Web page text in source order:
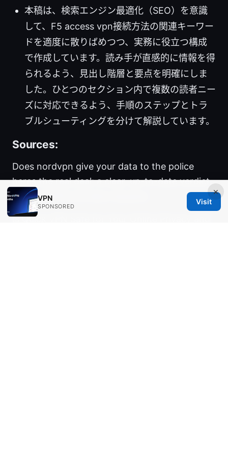
本稿は、検索エンジン最適化（SEO）を意識
して、F5 access vpn接続方法の関連キーワー
ドを適度に散りばめつつ、実務に役立つ構成
で作成しています。読み手が直感的に情報を得
られるよう、見出し階層と要点を明確にしま
した。ひとつのセクション内で複数の読者ニー
ズに対応できるよう、手順のステップとトラ
ブルシューティングを分けて解説しています。
Sources:
Does nordvpn give your data to the police
heres the real deal: a clear, up-to-date verdict
on NordVPN and data requests
Is Quick VPN Safe for Your Online Privacy and
×
VPN
SPONSORED
Visit